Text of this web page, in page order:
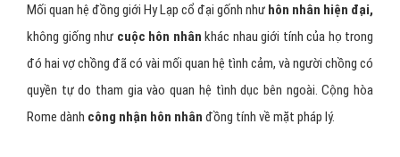
Mối quan hệ đồng giới Hy Lạp cổ đại gốnh như hôn nhân hiện đại,
không giống như cuộc hôn nhân khác nhau giới tính của họ trong
đó hai vợ chồng đã có vài mối quan hệ tình cảm, và người chồng có
quyền tự do tham gia vào quan hệ tình dục bên ngoài. Cộng hòa
Rome dành công nhận hôn nhân đồng tính về mặt pháp lý.